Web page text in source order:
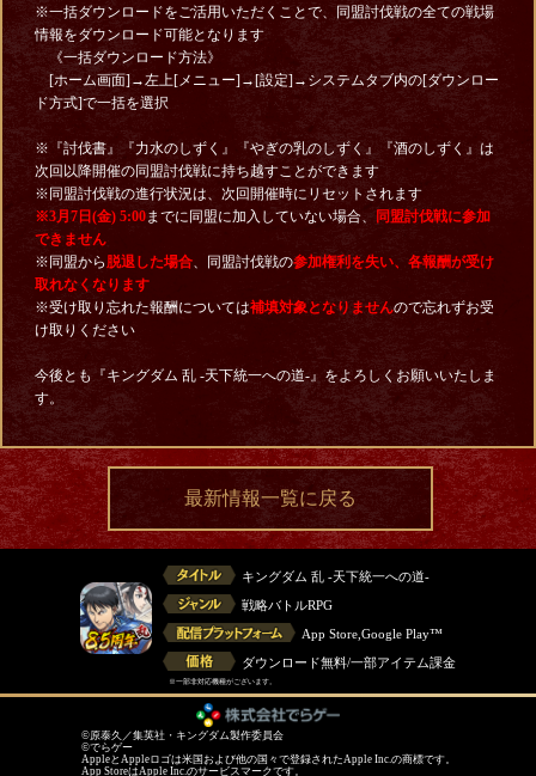
※一括ダウンロードをご活用いただくことで、同盟討伐戦の全ての戦場
情報をダウンロード可能となります
《一括ダウンロード方法》
[ホーム画面]→左上[メニュー]→[設定]→システムタブ内の[ダウンロー
ド方式]で一括を選択
※『討伐書』『力水のしずく』『やぎの乳のしずく』『酒のしずく』は
次回以降開催の同盟討伐戦に持ち越すことができます
※同盟討伐戦の進行状況は、次回開催時にリセットされます
※3月7日(金) 5:00までに同盟に加入していない場合、
同盟討伐戦に参加
できません
※同盟から脱退した場合、同盟討伐戦の参加権利を失い、各報酬が受け
取れなくなります
※受け取り忘れた報酬については補填対象となりませんので忘れずお受
け取りください
今後とも『キングダム 乱 -天下統一への道-』をよろしくお願いいたしま
す。
最新情報一覧に戻る
キングダム 乱 -天下統一への道-
戦略バトルRPG
App Store,Google Play™
ダウンロード無料/一部アイテム課金
※一部非対応機種がございます。
©原泰久／集英社・キングダム製作委員会
©でらゲー
AppleとAppleロゴは米国および他の国々で登録されたApple Inc.の商標です。
App StoreはApple Inc.のサービスマークです。